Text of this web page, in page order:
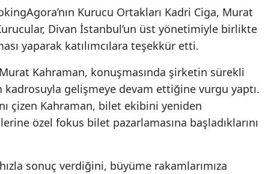
Kurucu Ortakları Kadri Ciga, Murat
Divan İstanbul’un üst yönetimiyle birlikte
yaparak katılımcılara teşekkür etti.
Kahraman, konuşmasında şirketin sürekli
gelişmeye devam ettiğine vurgu yaptı.
çizen Kahraman, bilet ekibini yeniden
özel fokus bilet pazarlamasına başladıklarını
sonuç verdiğini, büyüme rakamlarımıza